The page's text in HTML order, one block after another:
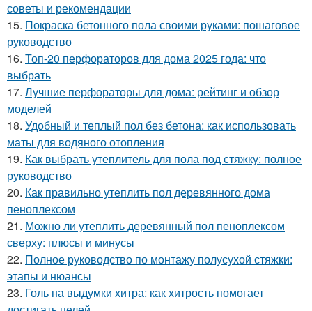
советы и рекомендации
15. Покраска бетонного пола своими руками: пошаговое
руководство
16. Топ-20 перфораторов для дома 2025 года: что
выбрать
17. Лучшие перфораторы для дома: рейтинг и обзор
моделей
18. Удобный и теплый пол без бетона: как использовать
маты для водяного отопления
19. Как выбрать утеплитель для пола под стяжку: полное
руководство
20. Как правильно утеплить пол деревянного дома
пеноплексом
21. Можно ли утеплить деревянный пол пеноплексом
сверху: плюсы и минусы
22. Полное руководство по монтажу полусухой стяжки:
этапы и нюансы
23. Голь на выдумки хитра: как хитрость помогает